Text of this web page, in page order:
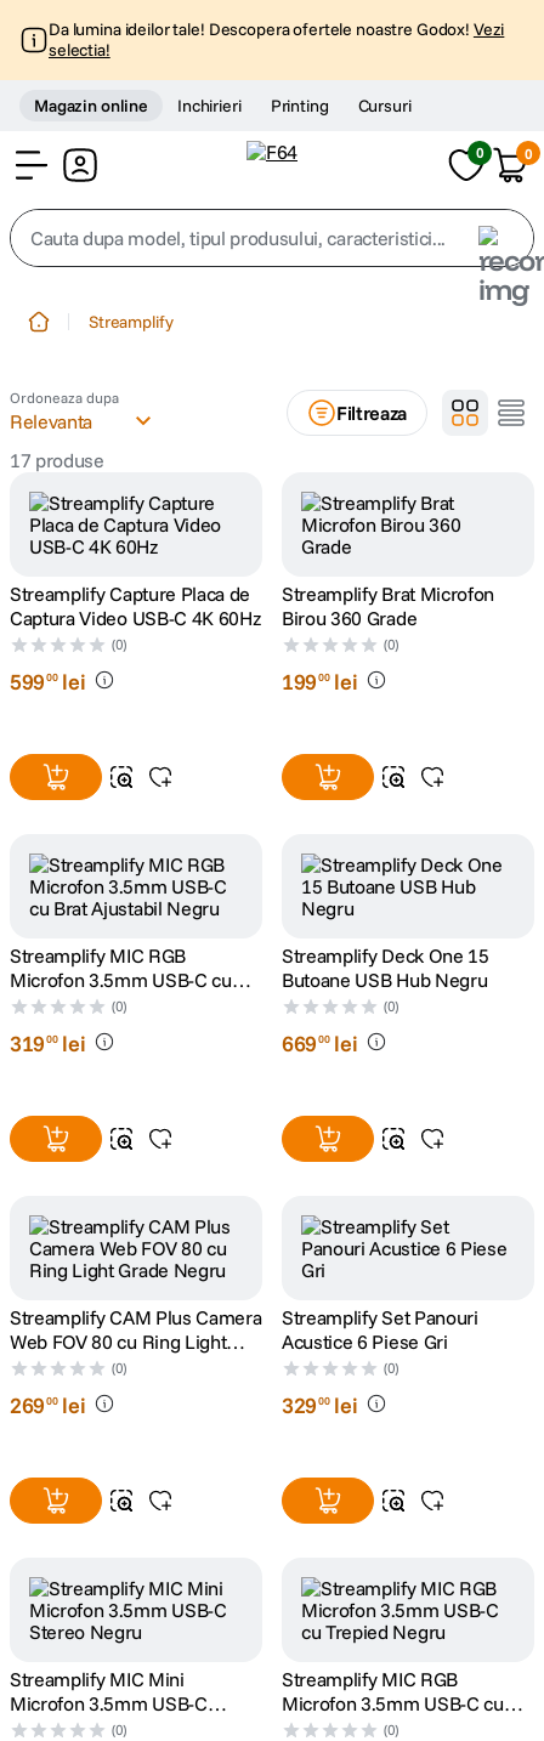
Da lumina ideilor tale! Descopera ofertele noastre Godox! Vezi
selectia!
Magazin online Inchirieri Printing Cursuri
0 0
Cauta dupa model, tipul produsului, caracteristici...
2. trepied
4 . peak design
5. canon sx740 hs
6 lavaliera
8. ulanzi
10. godox
Streamplify
Ordoneaza dupa
Relevanta
Filtreaza
17 produse
Streamplify Capture Placa de
Captura Video USB-C 4K 60Hz
(0)
59900 lei
Streamplify Brat Microfon
Birou 360 Grade
(0)
19900 lei
Streamplify MIC RGB
Microfon 3.5mm USB-C cu
Brat Ajustabil Negru
(0)
31900 lei
Streamplify Deck One 15
Butoane USB Hub Negru
(0)
66900 lei
Streamplify CAM Plus Camera
Web FOV 80 cu Ring Light
Grade Negru(0)
26900 lei
Streamplify Set Panouri
Acustice 6 Piese Gri
(0)
32900 lei
Streamplify MIC Mini
Microfon 3.5mm USB-C
Stereo Negru
(0)
Streamplify MIC RGB
Microfon 3.5mm USB-C cu
Trepied Negru
(0)